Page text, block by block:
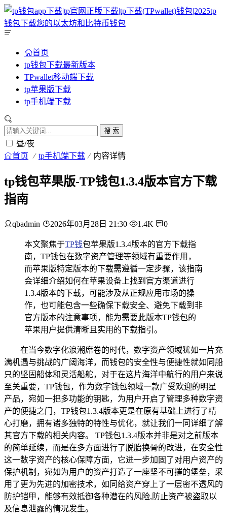
首页
tp钱包下载最新版本
TPwallet移动端下载
tp苹果版下载
tp手机端下载
搜 索
昼/夜
首页 tp手机端下载 内容详情
tp钱包苹果版-TP钱包1.3.4版本官方下载
指南
qbadmin 2026年03月28日 21:30 1.4K 0
本文聚焦于TP钱包苹果版1.3.4版本的官方下载指
南，TP钱包在数字资产管理等领域有重要作用，
而苹果版特定版本的下载需遵循一定步骤，该指南
会详细介绍如何在苹果设备上找到官方渠道进行
1.3.4版本的下载，可能涉及从正规应用市场的操
作，也可能包含一些确保下载安全、避免下载到非
官方版本的注意事项，能为需要此版本TP钱包的
苹果用户提供清晰且实用的下载指引。
在当今数字化浪潮席卷的时代，数字资产领域犹如一片充
满机遇与挑战的广阔海洋，而钱包的安全性与便捷性就如同船
只的坚固船体和灵活船舵，对于在这片海洋中航行的用户来说
至关重要，TP钱包，作为数字钱包领域一款广受欢迎的明星
产品，宛如一把多功能的钥匙，为用户开启了管理多种数字资
产的便捷之门，TP钱包1.3.4版本更是在原有基础上进行了精
心打磨，拥有诸多独特的特性与优化，就让我们一同详细了解
其官方下载的相关内容。 TP钱包1.3.4版本并非是对之前版本
的简单延续，而是在多方面进行了脱胎换骨的改进，在安全性
这一数字资产的核心保障方面，它进一步加固了对用户资产的
保护机制，宛如为用户的资产打造了一座坚不可摧的堡垒，采
用了更为先进的加密技术，如同给资产穿上了一层密不透风的
防护铠甲，能够有效抵御各种潜在的风险,防止资产被盗取以
及信息泄露的情况发生。